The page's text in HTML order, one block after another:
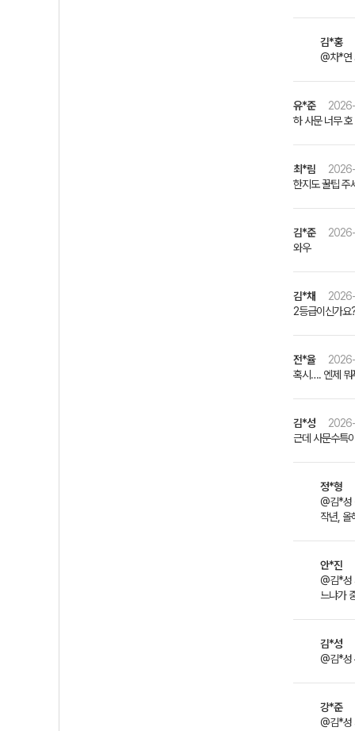
김*홍
@차*연
유*준
하 사문 너무
최*림
한지도 꿀팁 주
김*준
와우
김*채
2등급이신가요
전*율
혹시…. 엔제 뭐
김*성
근데 사문수특
정*형
@김*성
작년, 올
안*진
@김*성
느냐가
김*성
@김*성
강*준
@김*성